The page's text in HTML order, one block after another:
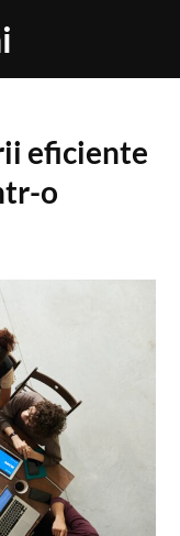
eficiente
o